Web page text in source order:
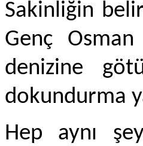
Sakinliğin
Genç
denizine
dokundurma
Hep aynı